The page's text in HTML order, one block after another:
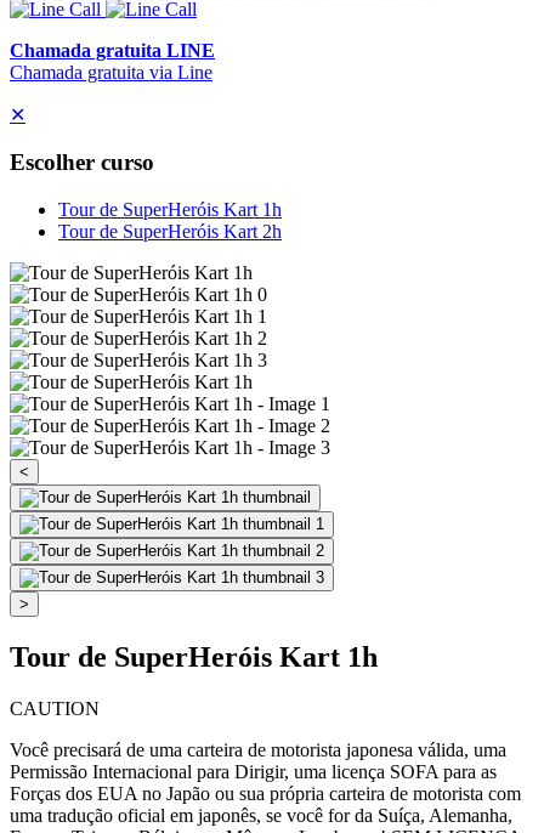
Chamada gratuita LINE
Chamada gratuita via Line
✕
Escolher curso
Tour de SuperHeróis Kart 1h
Tour de SuperHeróis Kart 2h
<
>
Tour de SuperHeróis Kart 1h
CAUTION
Você precisará de uma carteira de motorista japonesa válida, uma
Permissão Internacional para Dirigir, uma licença SOFA para as
Forças dos EUA no Japão ou sua própria carteira de motorista com
uma tradução oficial em japonês, se você for da Suíça, Alemanha,